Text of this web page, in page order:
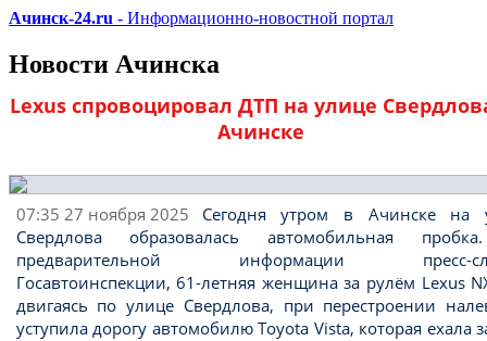
Ачинск-24.ru - Информационно-новостной портал
Новости Ачинска
Lexus спровоцировал ДТП на улице
Ачинске
07:35 27 ноября 2025
Сегодня утром в Ачинске на
Свердлова образовалась автомобильная
предварительной информации пресс-
Госавтоинспекции, 61-летняя женщина за рулём Lexus
двигаясь по улице Свердлова, при перестроении
уступила дорогу автомобилю Toyota Vista, которая ехала